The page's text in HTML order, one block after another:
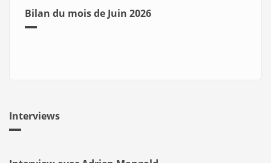
Bilan du mois de Juin 2026
Interviews